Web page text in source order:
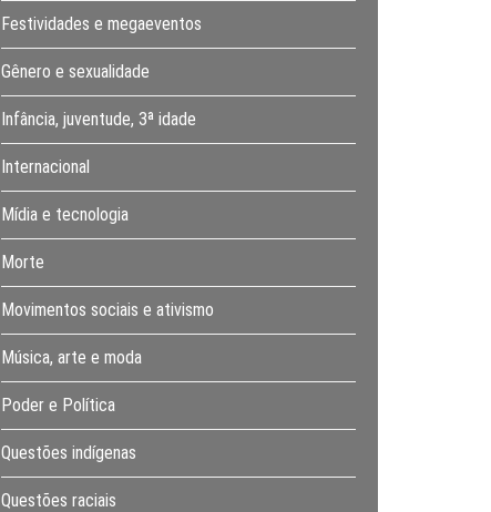
Festividades e megaeventos
Gênero e sexualidade
Infância, juventude, 3ª idade
Internacional
Mídia e tecnologia
Morte
Movimentos sociais e ativismo
Música, arte e moda
Poder e Política
Questões indígenas
Questões raciais